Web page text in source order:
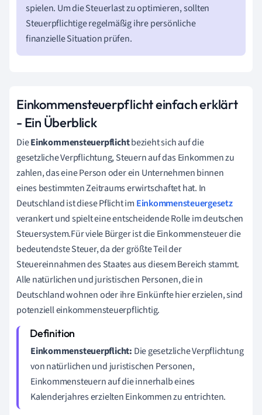
spielen. Um die Steuerlast zu optimieren, sollten
Steuerpflichtige regelmäßig ihre persönliche
finanzielle Situation prüfen.
Einkommensteuerpflicht einfach erklärt
- Ein Überblick
DieEinkommensteuerpflichtbezieht sich auf die
gesetzliche Verpflichtung, Steuern auf das Einkommen zu
zahlen, das eine Person oder ein Unternehmen binnen
eines bestimmten Zeitraums erwirtschaftet hat. In
Deutschland ist diese Pflicht im Einkommensteuergesetz
verankert und spielt eine entscheidende Rolle im deutschen
Steuersystem.Für viele Bürger ist die Einkommensteuer die
bedeutendste Steuer, da der größte Teil der
Steuereinnahmen des Staates aus diesem Bereich stammt.
Alle natürlichen und juristischen Personen, die in
Deutschland wohnen oder ihre Einkünfte hier erzielen, sind
potenziell einkommensteuerpflichtig.
Einkommensteuerpflicht: Die gesetzliche Verpflichtung
von natürlichen und juristischen Personen,
Einkommensteuern auf die innerhalb eines
Kalenderjahres erzielten Einkommen zu entrichten.